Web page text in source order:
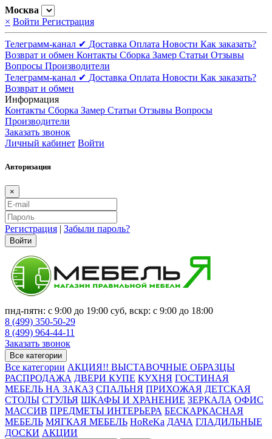
Москва
× Войти Регистрация
Телеграмм-канал ✔ Доставка Оплата Новости Как заказать?
Возврат и обмен Контакты Сборка Замер Статьи Отзывы
Вопросы Производители
Телеграмм-канал ✔ Доставка Оплата Новости Как заказать?
Возврат и обмен
Информация
Контакты Сборка Замер Статьи Отзывы Вопросы
Производители
Заказать звонок
Личный кабинет Войти
Авторизация
×
Регистрация | Забыли пароль?
Войти
пнд-пятн: с 9:00 до 19:00 суб, вскр: с 9:00 до 18:00
8 (499) 350-50-29
8 (499) 964-44-11
Заказать звонок
Все категории
Все категории АКЦИЯ!! ВЫСТАВОЧНЫЕ ОБРАЗЦЫ
РАСПРОДАЖА ДВЕРИ КУПЕ КУХНЯ ГОСТИНАЯ
МЕБЕЛЬ НА ЗАКАЗ СПАЛЬНЯ ПРИХОЖАЯ ДЕТСКАЯ
СТОЛЫ СТУЛЬЯ ШКАФЫ И ХРАНЕНИЕ ЗЕРКАЛА ОФИС
МАССИВ ПРЕДМЕТЫ ИНТЕРЬЕРА БЕСКАРКАСНАЯ
МЕБЕЛЬ МЯГКАЯ МЕБЕЛЬ HoReKa ДАЧА ГЛАДИЛЬНЫЕ
ДОСКИ АКЦИИ